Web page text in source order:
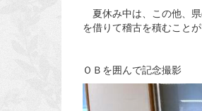
夏休み中は、この他、
を借りて稽古を積むこと
ＯＢを囲んで記念撮影